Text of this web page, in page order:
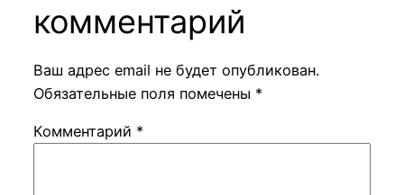
комментарий
Ваш адрес email не будет опубликован.
Обязательные поля помечены *
Комментарий *